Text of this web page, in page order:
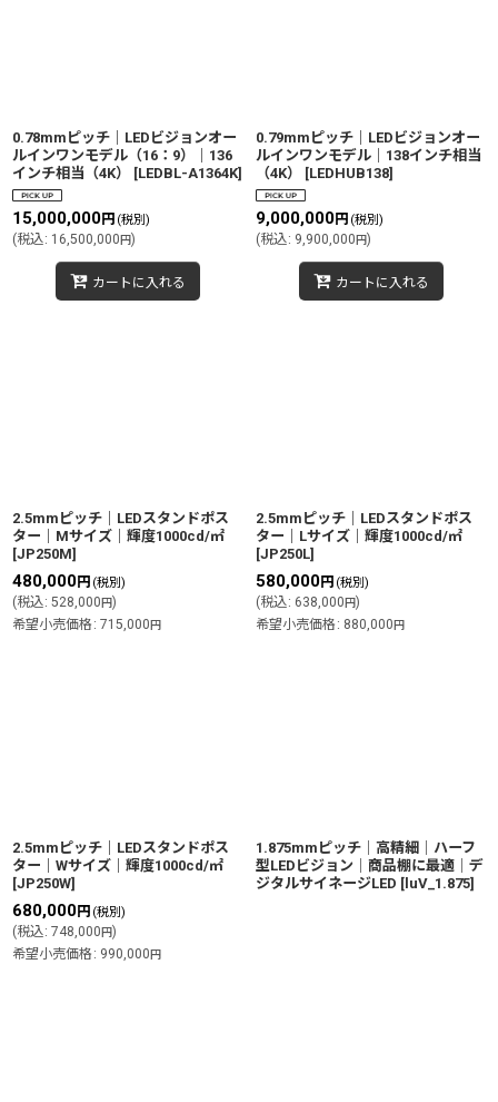
0.78mmピッチ｜LEDビジョンオー
ルインワンモデル（16：9）｜136
インチ相当（4K）
[LEDBL-A1364K]
15,000,000円 (税別)
(税込: 16,500,000円)
カートに入れる
0.79mmピッチ｜LEDビジョンオー
ルインワンモデル｜138インチ相当
（4K）
[LEDHUB138]
9,000,000円 (税別)
(税込: 9,900,000円)
カートに入れる
2.5mmピッチ｜LEDスタンドポス
ター｜Mサイズ｜輝度1000cd/㎡
[JP250M]
480,000円 (税別)
(税込: 528,000円)
希望小売価格 : 715,000円
2.5mmピッチ｜LEDスタンドポス
ター｜Lサイズ｜輝度1000cd/㎡
[JP250L]
580,000円 (税別)
(税込: 638,000円)
希望小売価格 : 880,000円
2.5mmピッチ｜LEDスタンドポス
ター｜Wサイズ｜輝度1000cd/㎡
[JP250W]
680,000円 (税別)
(税込: 748,000円)
希望小売価格 : 990,000円
1.875mmピッチ│高精細│ハーフ
型LEDビジョン│商品棚に最適│デ
ジタルサイネージLED [ luV_1.875]